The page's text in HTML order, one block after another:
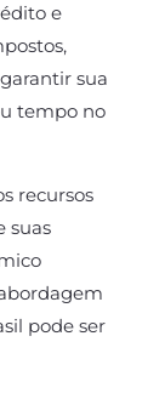
e
sua
tempo no
recursos
suas
pode ser